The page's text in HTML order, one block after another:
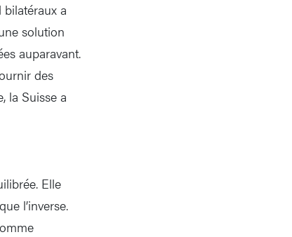
bilatéraux a
solution
auparavant.
des
la Suisse a
Elle
l’inverse.